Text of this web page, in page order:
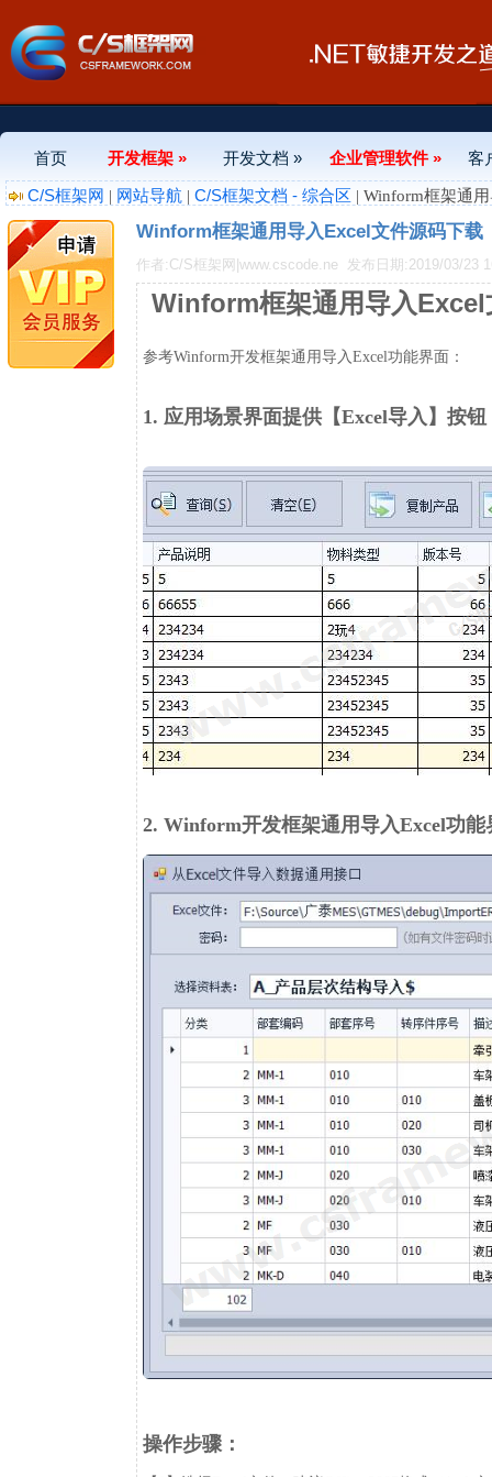
首页 开发框架 » 开发文档 » 企业管理软件 »
客
C/S框架网 | 网站导航 | C/S框架文档 - 综合区 | Winform框架通
Winform框架通用导入Excel文件源码下载
作者:C/S框架网|www.cscode.ne 发布日期:2019/03/23
Winform框架通用导入Excel
参考Winform开发框架通用导入Excel功能界面：
1. 应用场景界面提供【Excel导入】按钮
2. Winform开发框架通用导入Excel功能
操作步骤：